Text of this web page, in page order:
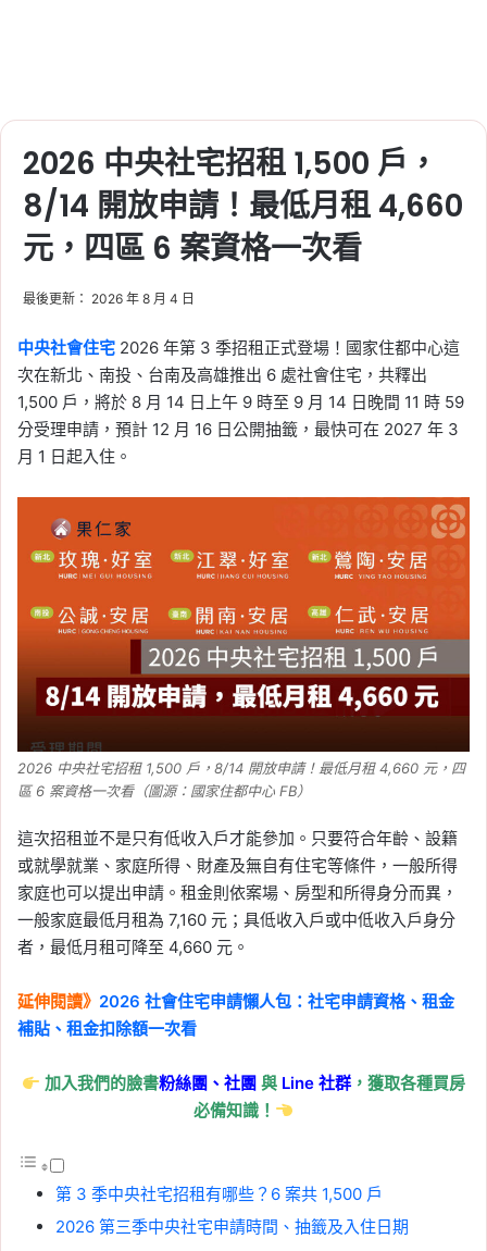
2026 中央社宅招租 1,500 戶，
8/14 開放申請！最低月租 4,660
元，四區 6 案資格一次看
最後更新： 2026 年 8 月 4 日
中央社會住宅 2026 年第 3 季招租正式登場！國家住都中心這
次在新北、南投、台南及高雄推出 6 處社會住宅，共釋出
1,500 戶，將於 8 月 14 日上午 9 時至 9 月 14 日晚間 11 時 59
分受理申請，預計 12 月 16 日公開抽籤，最快可在 2027 年 3
月 1 日起入住。
2026 中央社宅招租 1,500 戶，8/14 開放申請！最低月租 4,660 元，四
區 6 案資格一次看（圖源：國家住都中心 FB）
這次招租並不是只有低收入戶才能參加。只要符合年齡、設籍
或就學就業、家庭所得、財產及無自有住宅等條件，一般所得
家庭也可以提出申請。租金則依案場、房型和所得身分而異，
一般家庭最低月租為 7,160 元；具低收入戶或中低收入戶身分
者，最低月租可降至 4,660 元。
延伸閱讀》 2026 社會住宅申請懶人包：社宅申請資格、租金
補貼、租金扣除額一次看
加入我們的臉書粉絲團、社團與 Line社群 ，獲取各種買房
必備知識！
第 3 季中央社宅招租有哪些？6 案共 1,500 戶
2026 第三季中央社宅申請時間、抽籤及入住日期